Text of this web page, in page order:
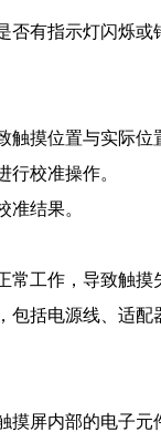
有指示灯闪烁或
摸位置与实际位
校准操作。
结果。
工作，导致触摸
括电源线、适配
屏内部的电子元